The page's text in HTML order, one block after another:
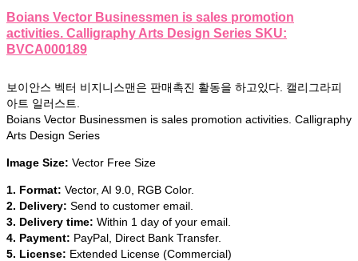
Boians Vector Businessmen is sales promotion
activities. Calligraphy Arts Design Series SKU:
BVCA000189
보이안스 벡터 비지니스맨은 판매촉진 활동을 하고있다. 캘리그라피
아트 일러스트.
Boians Vector Businessmen is sales promotion activities. Calligraphy
Arts Design Series
Image Size: Vector Free Size
1. Format: Vector, AI 9.0, RGB Color.
2. Delivery: Send to customer email.
3. Delivery time: Within 1 day of your email.
4. Payment: PayPal, Direct Bank Transfer.
5. License: Extended License (Commercial)